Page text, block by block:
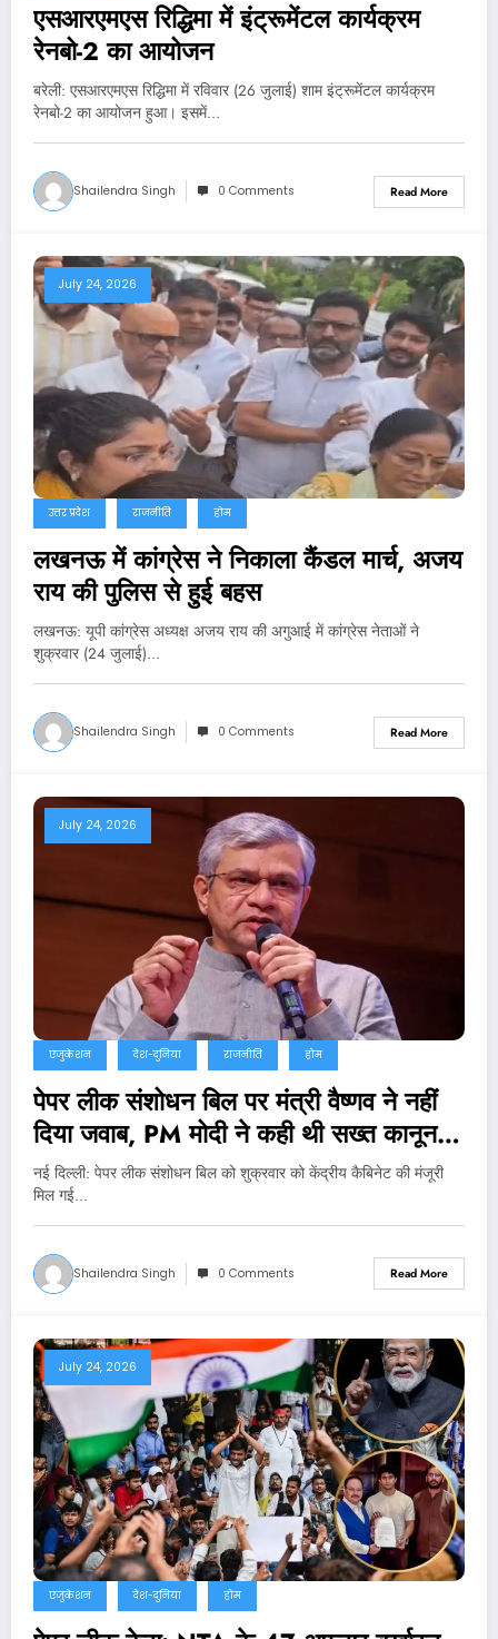
एसआरएमएस रिद्धिमा में इंट्रूमेंटल कार्यक्रम
रेनबो-2 का आयोजन
बरेली: एसआरएमएस रिद्धिमा में रविवार (26 जुलाई) शाम इंट्रूमेंटल कार्यक्रम
रेनबो-2 का आयोजन हुआ। इसमें…
Shailendra Singh 0 Comments Read More
July 24, 2026
उत्तर प्रदेश राजनीति होम
लखनऊ में कांग्रेस ने निकाला कैंडल मार्च, अजय
राय की पुलिस से हुई बहस
लखनऊ: यूपी कांग्रेस अध्यक्ष अजय राय की अगुआई में कांग्रेस नेताओं ने
शुक्रवार (24 जुलाई)…
Shailendra Singh 0 Comments Read More
July 24, 2026
एजुकेशन देश-दुनिया राजनीति होम
पेपर लीक संशोधन बिल पर मंत्री वैष्णव ने नहीं
दिया जवाब, PM मोदी ने कही थी सख्त कानून
लाने की बात
नई दिल्‍ली: पेपर लीक संशोधन बिल को शुक्रवार को केंद्रीय कैबिनेट की मंजूरी
मिल गई…
Shailendra Singh 0 Comments Read More
July 24, 2026
एजुकेशन देश-दुनिया होम